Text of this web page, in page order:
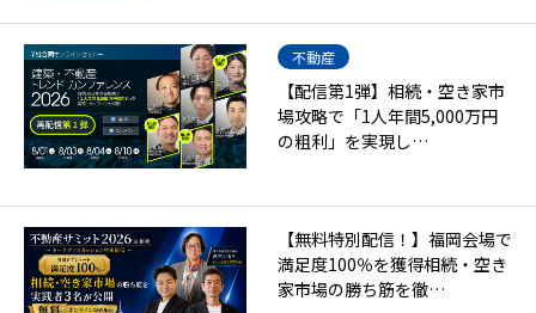
不動産
【配信第1弾】相続・空き家市
場攻略で「1人年間5,000万円
の粗利」を実現し…
【無料特別配信！】福岡会場で
満足度100％を獲得相続・空き
家市場の勝ち筋を徹…